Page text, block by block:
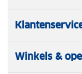
Winkels &